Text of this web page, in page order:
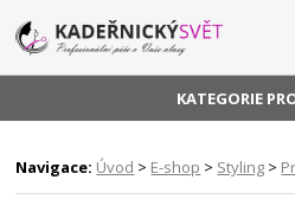
KATEGORIE
Navigace: Úvod > E-shop > Styling >